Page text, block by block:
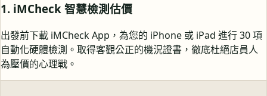
1. iMCheck 智慧檢測估價
出發前下載 iMCheck App，為您的 iPhone 或 iPad 進行 30 項
自動化硬體檢測。取得客觀公正的機況證書，徹底杜絕店員人
為壓價的心理戰。